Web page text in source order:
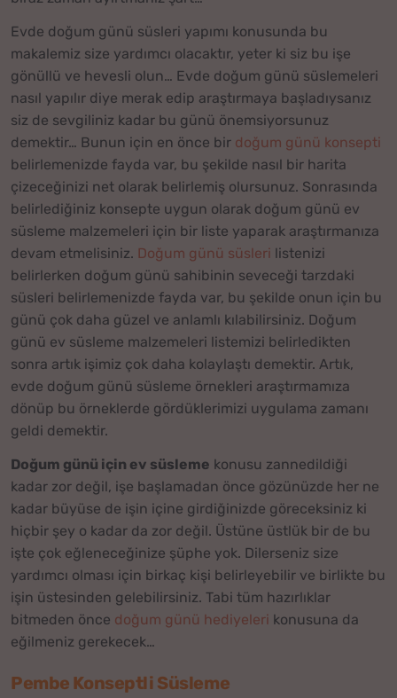
Evde doğum günü süsleri yapımı konusunda bu
makalemiz size yardımcı olacaktır, yeter ki siz bu işe
gönüllü ve hevesli olun… Evde doğum günü süslemeleri
nasıl yapılır diye merak edip araştırmaya başladıysanız
siz de sevgiliniz kadar bu günü önemsiyorsunuz
demektir… Bunun için en önce bir doğum günü konsepti
belirlemenizde fayda var, bu şekilde nasıl bir harita
çizeceğinizi net olarak belirlemiş olursunuz. Sonrasında
belirlediğiniz konsepte uygun olarak doğum günü ev
süsleme malzemeleri için bir liste yaparak araştırmanıza
devam etmelisiniz. Doğum günü süsleri listenizi
belirlerken doğum günü sahibinin seveceği tarzdaki
süsleri belirlemenizde fayda var, bu şekilde onun için bu
günü çok daha güzel ve anlamlı kılabilirsiniz. Doğum
günü ev süsleme malzemeleri listemizi belirledikten
sonra artık işimiz çok daha kolaylaştı demektir. Artık,
evde doğum günü süsleme örnekleri araştırmamıza
dönüp bu örneklerde gördüklerimizi uygulama zamanı
geldi demektir.
Doğum günü için ev süsleme konusu zannedildiği
kadar zor değil, işe başlamadan önce gözünüzde her ne
kadar büyüse de işin içine girdiğinizde göreceksiniz ki
hiçbir şey o kadar da zor değil. Üstüne üstlük bir de bu
işte çok eğleneceğinize şüphe yok. Dilerseniz size
yardımcı olması için birkaç kişi belirleyebilir ve birlikte bu
işin üstesinden gelebilirsiniz. Tabi tüm hazırlıklar
bitmeden önce doğum günü hediyeleri konusuna da
eğilmeniz gerekecek…
Pembe Konseptli Süsleme